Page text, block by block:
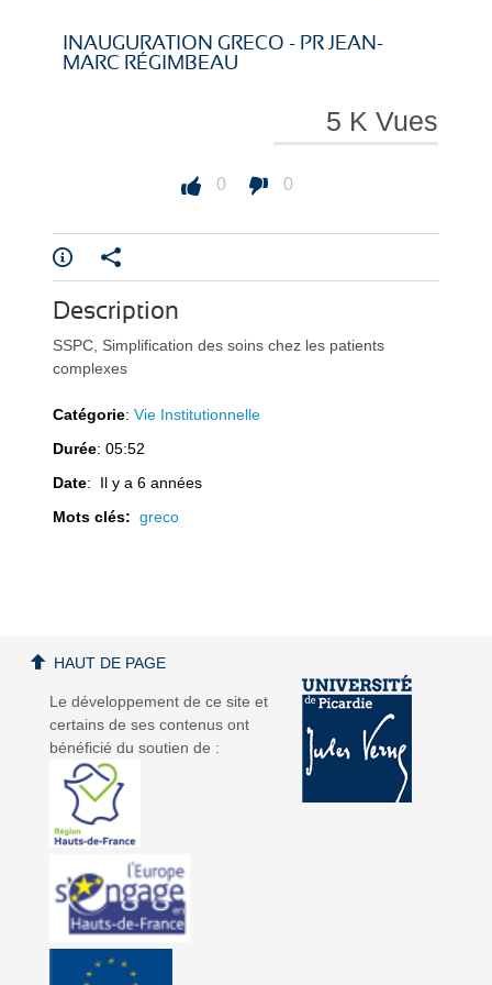
i
r
e
v
i
r
e
v
INAUGURATION GRECO - PR JEAN-
MARC RÉGIMBEAU
5 K Vues
0 0
Description
SSPC, Simplification des soins chez les patients
complexes
Catégorie:Vie Institutionnelle
Durée: 05:52
Date: Il y a 6 années
Mots clés:greco
Le développement de ce site et
certains de ses contenus ont
bénéficié du soutien de :
HAUT DE PAGE